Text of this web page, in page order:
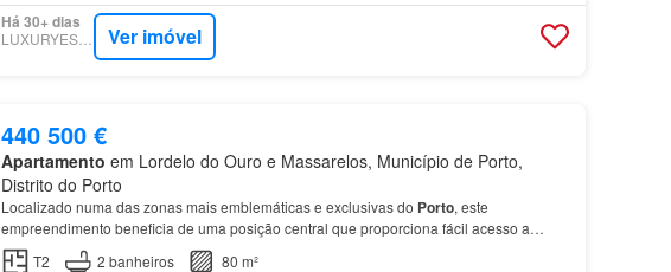
Há 30+ dias
LUXURYESTATE Ver imóvel
440 500 €
Apartamento em Lordelo do Ouro e Massarelos, Município de Porto,
Distrito do Porto
Localizado numa das zonas mais emblemáticas e exclusivas do Porto, este
empreendimento beneficia de uma posição central que proporciona fácil acesso a
diversos pontos de interesse e às principais vias de entrada e saída da ci…
T2 2 banheiros
80 m²